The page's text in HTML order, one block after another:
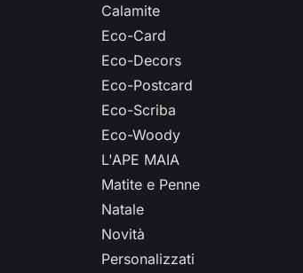
Calamite
Eco-Card
Eco-Decors
Eco-Postcard
Eco-Scriba
Eco-Woody
L'APE MAIA
Matite e Penne
Natale
Novità
Personalizzati